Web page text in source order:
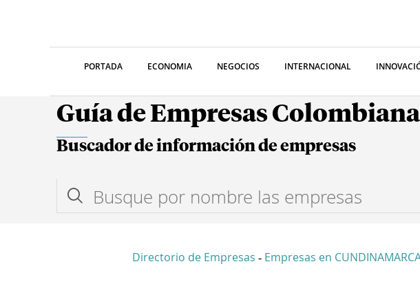
PORTADA ECONOMIA NEGOCIOS INTERNACIONAL
Guía de Empresas
Buscador de información de empresas
Directorio de Empresas - Empresas en